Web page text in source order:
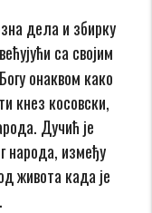
дела и збирку
са својим
онаквом како
кнез косовски,
Дучић је
народа, између
живота када је